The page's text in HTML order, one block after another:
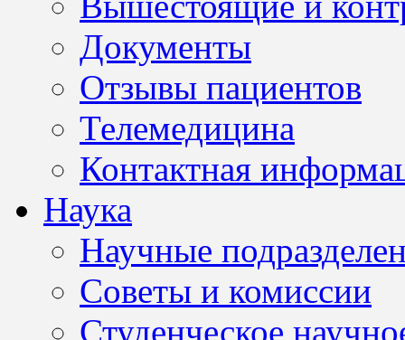
Документы
Отзывы пациентов
Телемедицина
Контактная
Наука
Научные
Советы и комиссии
Студенческое